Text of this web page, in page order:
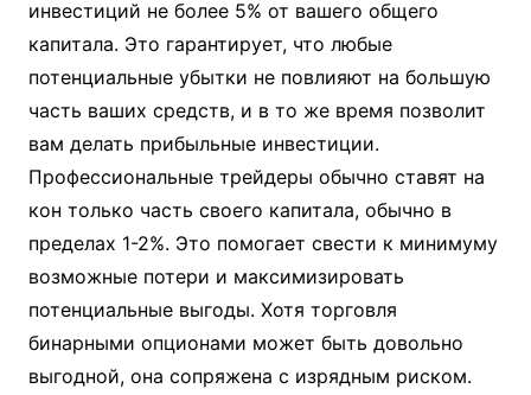
инвестиций не более 5% от вашего общего
капитала. Это гарантирует, что любые
потенциальные убытки не повлияют на большую
часть ваших средств, и в то же время позволит
вам делать прибыльные инвестиции.
Профессиональные трейдеры обычно ставят на
кон только часть своего капитала, обычно в
пределах 1-2%. Это помогает свести к минимуму
возможные потери и максимизировать
потенциальные выгоды. Хотя торговля
бинарными опционами может быть довольно
выгодной, она сопряжена с изрядным риском.